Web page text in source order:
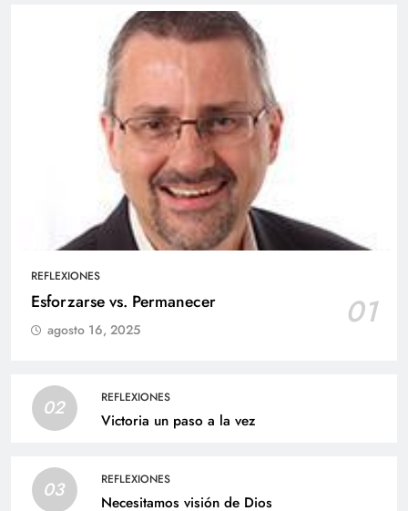
REFLEXIONES
Esforzarse vs. Permanecer 01
agosto 16, 2025
02 REFLEXIONES
Victoria un paso a la vez
03 REFLEXIONES
Necesitamos visión de Dios